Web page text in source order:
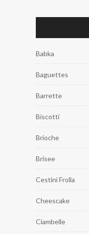
Babka
Baguettes
Barrette
Biscotti
Brioche
Brisee
Cestini Frolla
Cheescake
Ciambelle